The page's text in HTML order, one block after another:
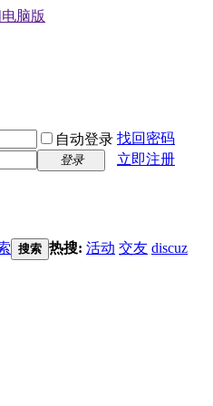
脑版
自动登录 找回密码
登录
立即注册
搜索 热搜: 活动 交友 discuz